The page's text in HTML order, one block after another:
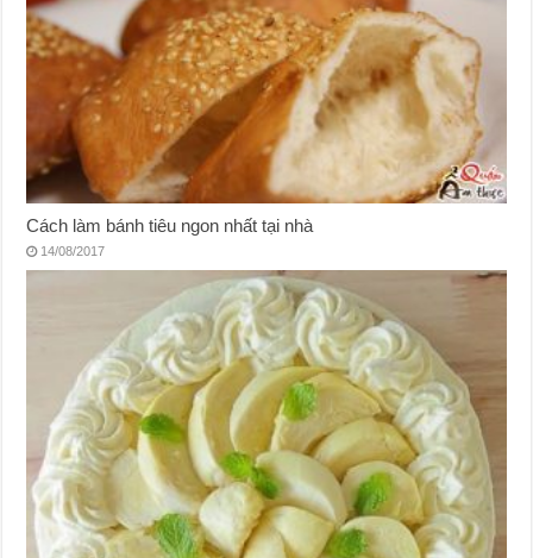
Cách làm bánh tiêu ngon nhất tại nhà
14/08/2017